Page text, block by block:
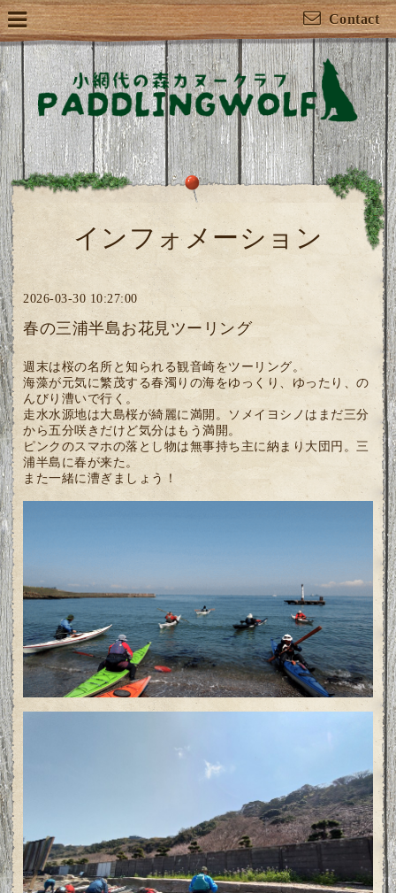
Contact
インフォメーション
2026-03-30 10:27:00
春の三浦半島お花見ツーリング
週末は桜の名所と知られる観音崎をツーリング。
海藻が元気に繁茂する春濁りの海をゆっくり、ゆったり、の
んびり漕いで行く。
走水水源地は大島桜が綺麗に満開。ソメイヨシノはまだ三分
から五分咲きだけど気分はもう満開。
ピンクのスマホの落とし物は無事持ち主に納まり大団円。三
浦半島に春が来た。
また一緒に漕ぎましょう！